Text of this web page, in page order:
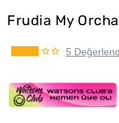
Frudia My
5